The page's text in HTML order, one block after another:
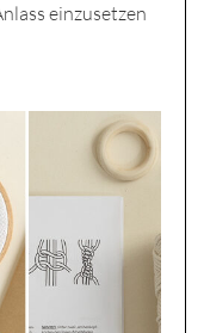
einzusetzen